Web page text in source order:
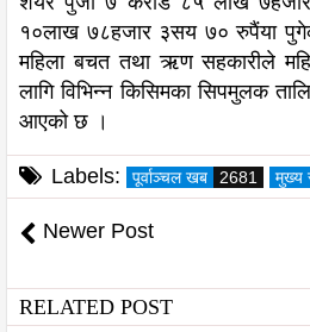
१०लाख ७८हजार ३सय ७० रुपैंया
महिला बचत तथा ऋण सहकारीले
लागि विभिन्न किसिमका सिपमुलक
आएको छ ।
Labels: पूर्वाञ्चल खब 2681 मुख्य
Newer Post
RELATED POST